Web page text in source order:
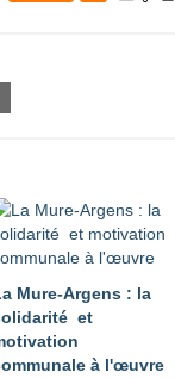
Mure-Argens : la
et
à l'œuvre